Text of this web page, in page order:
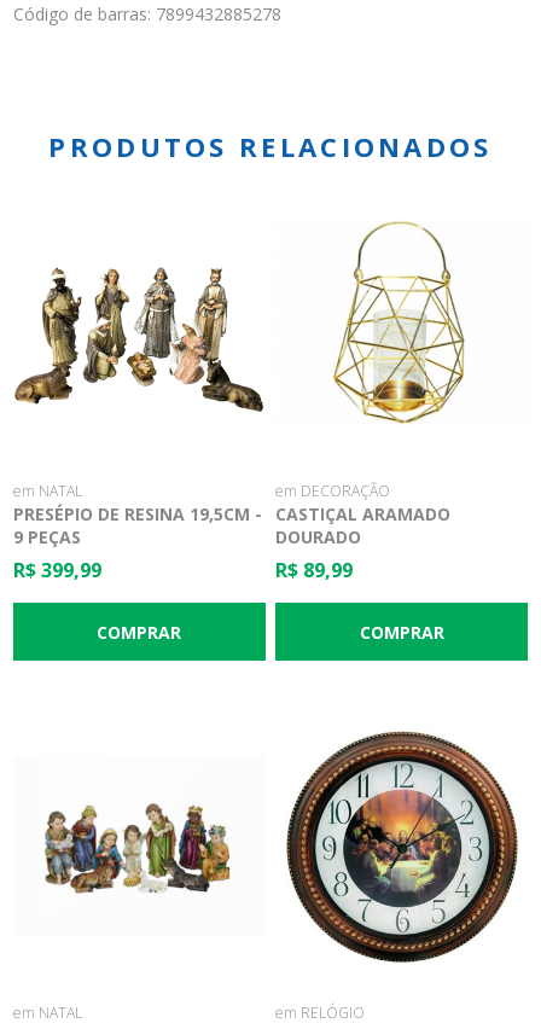
Código de barras: 7899432885278
PRODUTOS RELACIONADOS
em NATAL
PRESÉPIO DE RESINA 19,5CM -
9 PEÇAS
R$ 399,99
em DECORAÇÃO
CASTIÇAL ARAMADO
DOURADO
R$ 89,99
em NATAL em RELÓGIO